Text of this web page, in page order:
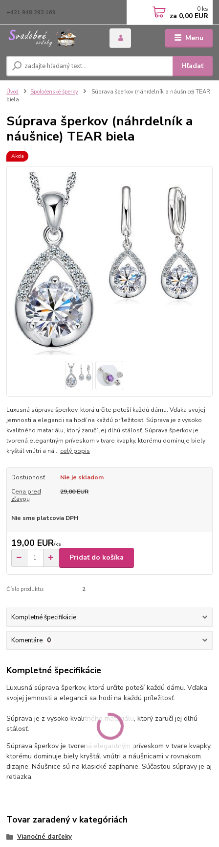
Menu
Hľadať
+421 948 293 169 0 ks
za 0,00 EUR
Úvod Spoločenské šperky
Súprava šperkov (náhrdelník a náušnice) TEAR
biela
Súprava šperkov (náhrdelník a
náušnice) TEAR biela
Akcia
Luxusná súprava šperkov, ktorá určite poteší každú dámu. Vďaka svojej
jemnosti a elegancii sa hodí na každú príležitosť. Súprava je z vysoko
kvalitného matariálu, ktorý zaručí jej dlhú stálosť. Súprava šperkov je
tvorená elegantným príveskom v tvare kvapky, ktorému dominuje biely
kryštál vnútri a ná... celý popis
Dostupnosť
Nie je skladom
Cena pred
zľavou
29,00 EUR
Nie sme platcovia DPH
19,00 EUR/ks
Pridať do košíka
Číslo produktu: 2
Kompletné špecifikácie
Komentáre 0
Kompletné špecifikácie
Luxusná súprava šperkov, ktorá určite poteší každú dámu. Vďaka
svojej jemnosti a elegancii sa hodí na každú príležitosť.
Súprava je z vysoko kvalitného matariálu, ktorý zaručí jej dlhú
stálosť.
Súprava šperkov je tvorená elegantným príveskom v tvare kvapky,
ktorému dominuje biely kryštál vnútri a náušnicami v rovnakom
dizajne. Náušnice sú na klasické zapínanie. Súčasťou súpravy je aj
retiazka.
Tovar zaradený v kategóriách
Vianočné darčeky